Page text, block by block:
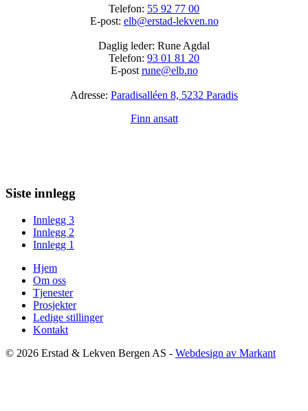
Telefon: 55 92 77 00
E-post: elb@erstad-lekven.no
Daglig leder: Rune Agdal
Telefon: 93 01 81 20
E-post rune@elb.no
Adresse: Paradisalléen 8, 5232 Paradis
Finn ansatt
Siste innlegg
Innlegg 3
Innlegg 2
Innlegg 1
Hjem
Om oss
Tjenester
Prosjekter
Ledige stillinger
Kontakt
© 2026 Erstad & Lekven Bergen AS - Webdesign av Markant